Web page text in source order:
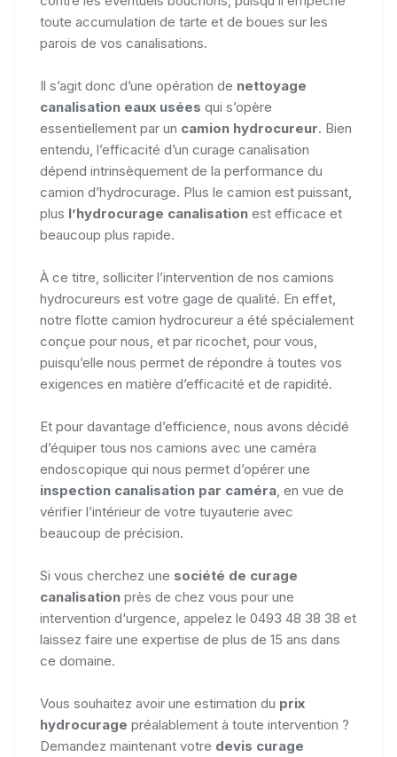
toute accumulation de tarte et de boues sur les
parois de vos canalisations.
Il s’agit donc d’une opération de nettoyage
canalisation eaux usées qui s’opère
essentiellement par un camion hydrocureur. Bien
entendu, l’efficacité d’un curage canalisation
dépend intrinsèquement de la performance du
camion d’hydrocurage. Plus le camion est puissant,
plus l’hydrocurage canalisation est efficace et
beaucoup plus rapide.
À ce titre, solliciter l’intervention de nos camions
hydrocureurs est votre gage de qualité. En effet,
notre flotte camion hydrocureur a été spécialement
conçue pour nous, et par ricochet, pour vous,
puisqu’elle nous permet de répondre à toutes vos
exigences en matière d’efficacité et de rapidité.
Et pour davantage d’efficience, nous avons décidé
d’équiper tous nos camions avec une caméra
endoscopique qui nous permet d’opérer une
inspection canalisation par caméra , en vue de
vérifier l’intérieur de votre tuyauterie avec
beaucoup de précision.
Si vous cherchez une société de curage
canalisation près de chez vous pour une
intervention d‘urgence, appelez le 0493 48 38 38 et
laissez faire une expertise de plus de 15 ans dans
ce domaine.
Vous souhaitez avoir une estimation du prix
hydrocurage préalablement à toute intervention ?
Demandez maintenant votre devis curage